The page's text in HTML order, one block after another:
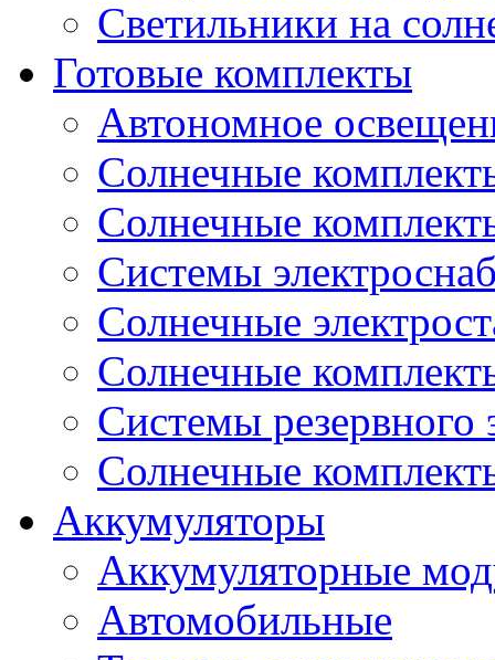
Светильники на
Готовые комплекты
Автономное
Солнечные
Солнечные
Системы
Cолнечные
Солнечные
Системы резервного
Солнечные
Аккумуляторы
Аккумуляторные
Автомобильные